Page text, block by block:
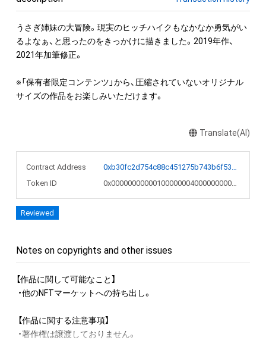
うさぎ姉妹の大冒険。現実のヒッチハイクもなかなか勇気がい
るよなぁ、と思ったのをきっかけに描きました。2019年作、
2021年加筆修正。
※「保有者限定コンテンツ」から、圧縮されていないオリジナル
サイズの作品をお楽しみいただけます。
Translate(AI)
Contract Address
0xb30fc2d754c88c451275b743b6f530f19f643683
Token ID
0x00000000000100000004000000000104
Reviewed
Notes on copyrights and other issues
【作品に関して可能なこと】